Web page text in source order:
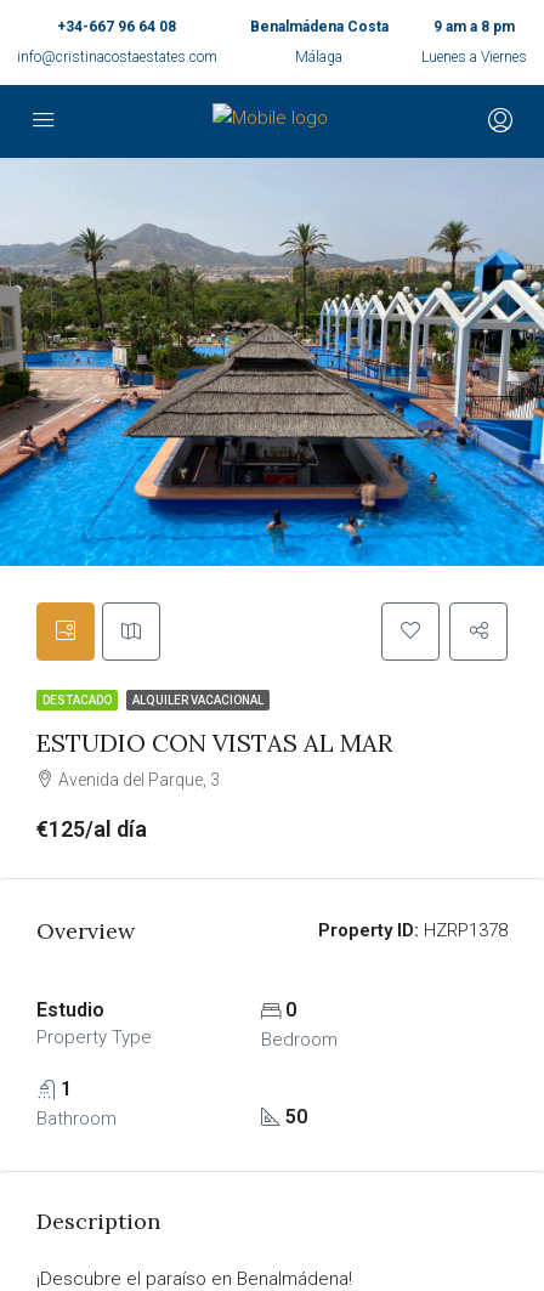
+34-667 96 64 08
info@cristinacostaestates.com
Benalmádena Costa
Málaga
9 am a 8 pm
Luenes a Viernes
DESTACADO ALQUILER VACACIONAL
ESTUDIO CON VISTAS AL MAR
Avenida del Parque, 3
€125/al día
Overview Property ID: HZRP1378
Estudio
Property Type
0
Bedroom
1
Bathroom 50
Description
¡Descubre el paraíso en Benalmádena!